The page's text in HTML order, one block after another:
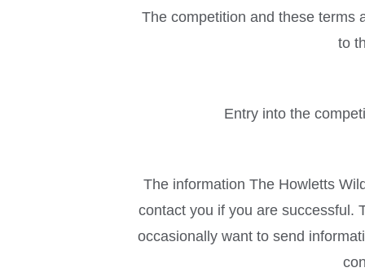
The competition and these terms
to
Entry into the
The information The Howletts
contact you if you are successful.
occasionally want to send